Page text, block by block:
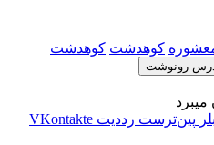
كوهدشت کوهدشت
رونوشت
‫پین‌ترست ‫رددیت ‫VKontakte